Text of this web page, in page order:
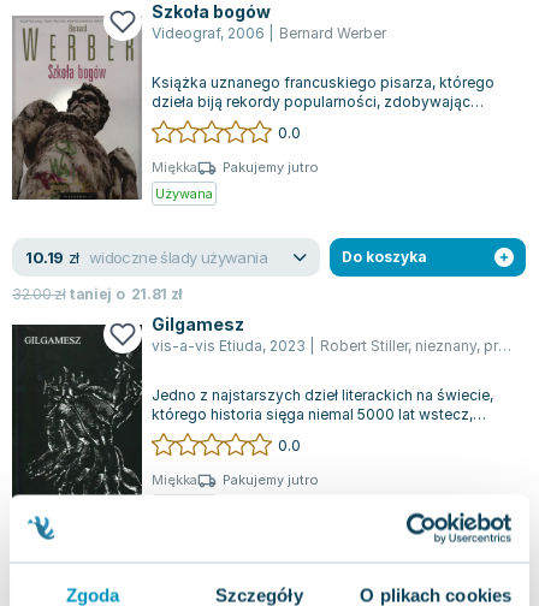
Zgoda Szczegóły O plikach cookies
Szkoła bogów
Videograf, 2006 Bernard Werber
Książka uznanego francuskiego pisarza, którego
dzieła biją rekordy popularności, zdobywając
uznanie czytelników na całym świecie,...
0.0
Miękka
Pakujemy jutro
Używana
10.19 zł widoczne ślady używania
32.00złtaniej o 21.81 zł
Do koszyka
Gilgamesz
vis-a-vis Etiuda, 2023 Robert Stiller, nieznany, praca zbiorowa
Jedno z najstarszych dzieł literackich na świecie,
którego historia sięga niemal 5000 lat wstecz,
porównywalne w swym znaczeniu dl...
0.0
Miękka
Pakujemy jutro
13.24zł jak nowa Do koszyka